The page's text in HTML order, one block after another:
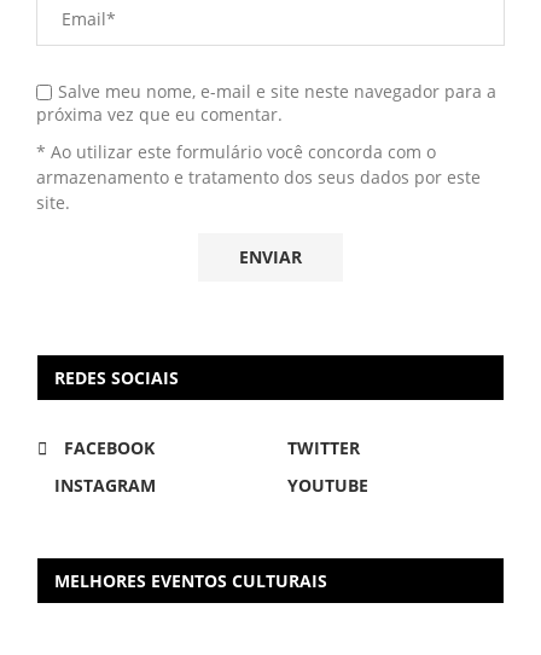
Salve meu nome, e-mail e site neste navegador para a
próxima vez que eu comentar.
* Ao utilizar este formulário você concorda com o
armazenamento e tratamento dos seus dados por este
site.
REDES SOCIAIS
FACEBOOK
TWITTER
INSTAGRAM
YOUTUBE
MELHORES EVENTOS CULTURAIS